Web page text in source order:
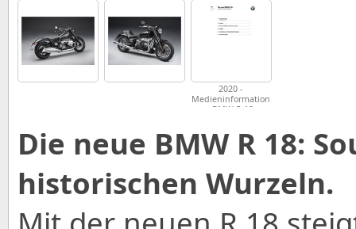
2020 -
Medieninformation
- BMW R 18
Die neue BMW R 18:
historischen Wurzeln.